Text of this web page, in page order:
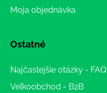
Moja objednávka
Ostatné
Najčastejšie otázky - FAQ
Veľkoobchod - B2B